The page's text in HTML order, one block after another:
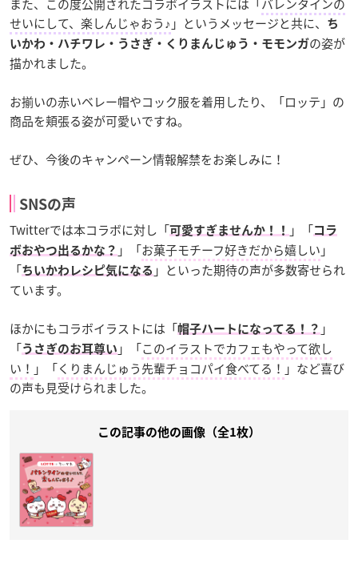
また、この度公開されたコラボイラストには「 バレンタインの
せいにして、楽しんじゃおう♪ 」というメッセージと共に、
ち
いかわ・ハチワレ・うさぎ・くりまんじゅう・モモンガの姿が
描かれました。
お揃いの赤いベレー帽やコック服を着用したり、「ロッテ」の
商品を頬張る姿が可愛いですね。
ぜひ、今後のキャンペーン情報解禁をお楽しみに！
SNSの声
Twitterでは本コラボに対し「可愛すぎませんか！！ 」「コラ
ボおやつ出るかな？ 」「お菓子モチーフ好きだから嬉しい 」
「ちいかわレシピ気になる 」といった期待の声が多数寄せられ
ています。
ほかにもコラボイラストには「帽子ハートになってる！？ 」
「うさぎのお耳尊い 」「このイラストでカフェもやって欲し
い！ 」「くりまんじゅう先輩チョコパイ食べてる！ 」など喜び
の声も見受けられました。
この記事の他の画像（全1枚）